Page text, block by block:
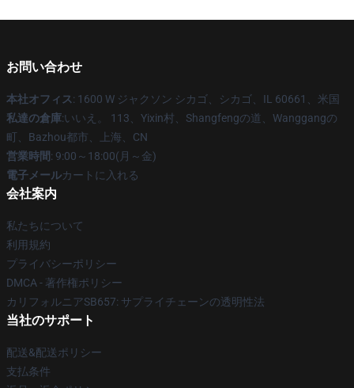
お問い合わせ
本社オフィス: 1600 W ジャクソン シカゴ、シカゴ、IL 60661、米国
私達の倉庫:いいえ。 113、Yixin村、Shangfengの道、Wanggangの
町、Bazhou都市、上海、CN
営業時間: 9:00～18:00(月～金)
電子メールカートに入れる
会社案内
私たちについて
利用規約
プライバシーポリシー
DMCA - 著作権ポリシー
カリフォルニアSB657: サプライチェーンの透明性法
当社のサポート
配送&配送ポリシー
支払条件